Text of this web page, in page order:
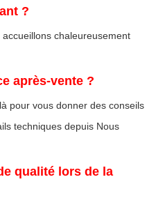
?
chaleureusement
après-vente ?
pour vous donner des conseils
techniques depuis Nous
qualité lors de la